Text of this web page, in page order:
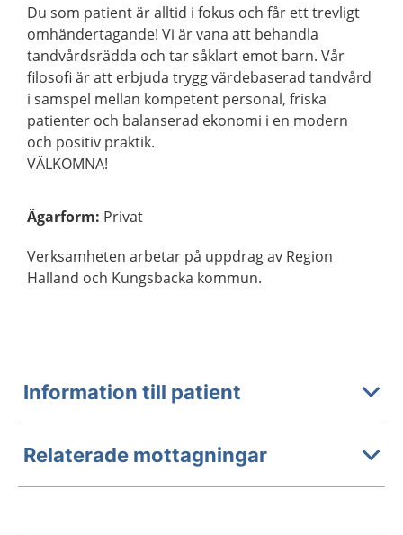
Du som patient är alltid i fokus och får ett trevligt
omhändertagande! Vi är vana att behandla
tandvårdsrädda och tar såklart emot barn. Vår
filosofi är att erbjuda trygg värdebaserad tandvård
i samspel mellan kompetent personal, friska
patienter och balanserad ekonomi i en modern
och positiv praktik.
VÄLKOMNA!
Ägarform: Privat
Verksamheten arbetar på uppdrag av Region
Halland och Kungsbacka kommun.
Information till patient
Relaterade mottagningar